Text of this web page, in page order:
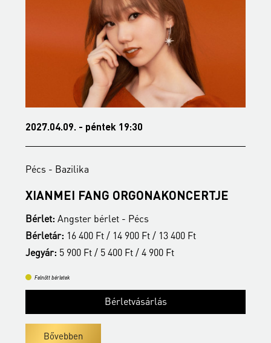
2027.04.09. - péntek 19:30
Pécs - Bazilika
XIANMEI FANG ORGONAKONCERTJE
Bérlet: Angster bérlet - Pécs
Bérletár: 16 400 Ft / 14 900 Ft / 13 400 Ft
Jegyár: 5 900 Ft / 5 400 Ft / 4 900 Ft
Felnőtt bérletek
Bérletvásárlás
Bővebben